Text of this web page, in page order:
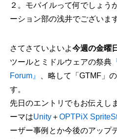
２。モバイルって何でしょう
ーション部の浅井でございます
さてさていよいよ今週の金曜日
ツールとミドルウェアの祭典
Forum』
、略して「GTMF」の
す。
先日のエントリでもお伝えし
ーマはUnity＋OPTPiX
ーザー事例とか今後のアップ